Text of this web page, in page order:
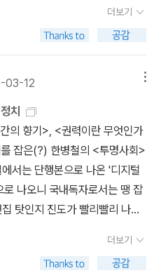
문치국가가 아니었기에 미국
었다는 미야지마 히로시의 설
나가는 것도 올 한해의 독서과
의 현단계를 설명하는 데 활용할
델을 제시하게 될는지도. 확실
있을 법한 주제를 다루고 있
, 로봇화와 인공지능. 이 네 가
변화. 도대체 오늘 무엇이 바뀌
가. 이제 지금까지와는 차원이
래>는 미래 일자리의 변화를 경
. 그간 기술발전의 관점에서 먼
등과 같이 노동의 관점에서 일
에 우리는 어디에서 일하고 있
파악하고, 자신의 미래를 지켜
으로 이해할 수 있다. 깊은 절
를 채운 2014년 말, 사회학자
국민의 시대를 산다”는 말로
제대로 형성하지 못한 채 들
름으로 진행되는 가운데, 미숙한
세기 넘게 동원되었다. 송호근
이 책 <나는 시민인가>를 통
’의 가치를 되돌아봐야 함을 강
을 보이는 오늘의 한국에서, 보
가기 위한 전제 조건은 바로 탄
인에서부터 정치지도자에 이르
층을 호명하는 저자는, 하지만
연 시민인가?’ 사회학에서 '시
더보기
03-12
치
향기>, <권력이란 무엇인가
잡은(?) 한병철의 <투명사회>
서는 단행본으로 나온 '디지털
나오니 국내독자로서는 땡 잡
탓인지 진도가 빨리빨리 나가
. (그래서 세트로 묶어파나)
더보기